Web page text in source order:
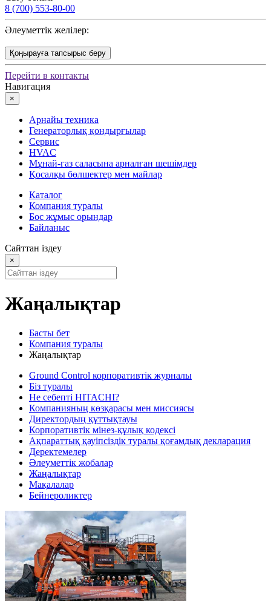
8 (700) 553-80-00
Әлеуметтік желілер:
Қоңырауға тапсырыс беру
Перейти в контакты
Навигация
×
Арнайы техника
Генераторлық қондырғылар
Сервис
HVAC
Мұнай-газ саласына арналған шешімдер
Қосалқы бөлшектер мен майлар
Каталог
Компания туралы
Бос жұмыс орындар
Байланыс
Сайттан іздеу
×
Жаңалықтар
Басты бет
Компания туралы
Жаңалықтар
Ground Control корпоративтік журналы
Біз туралы
Не себепті HITACHI?
Компанияның көзқарасы мен миссиясы
Директордың құттықтауы
Корпоративтік мінез-құлық кодексі
Ақпараттық қауіпсіздік туралы қоғамдық декларация
Деректемелер
Әлеуметтік жобалар
Жаңалықтар
Мақалалар
Бейнероликтер